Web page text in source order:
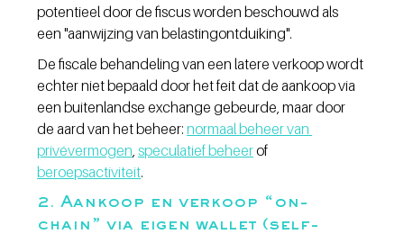
potentieel door de fiscus worden beschouwd als
een "aanwijzing van belastingontduiking".
De fiscale behandeling van een latere verkoop wordt
echter niet bepaald door het feit dat de aankoop via
een buitenlandse exchange gebeurde, maar door
de aard van het beheer: normaal beheer van
privévermogen speculatief beheer of
beroepsactiviteit.
2. Aankoop en verkoop “on-
chain” via eigen wallet (self-